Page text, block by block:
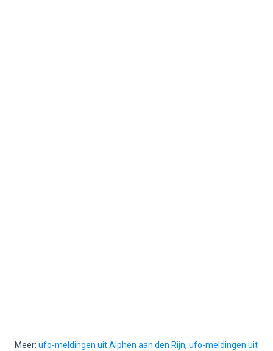
Meer: ufo-meldingen uit Alphen aan den Rijn, ufo-meldingen uit